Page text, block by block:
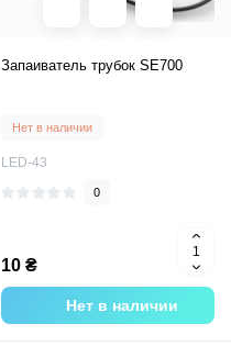
Запаиватель трубок SE700
Нет в наличии
LED-43
0
10 ₴
Нет в наличии